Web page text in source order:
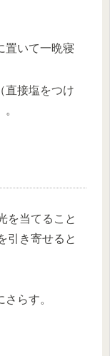
置いて一晩寝
直接塩をつけ
を当てること
引き寄せると
らす。